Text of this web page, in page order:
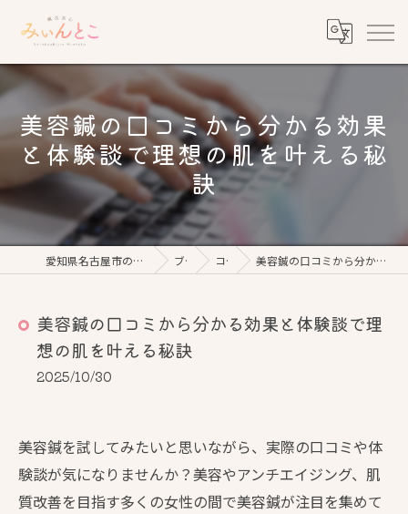
美容鍼の口コミから分かる効果
と体験談で理想の肌を叶える秘
訣
愛知県名古屋市の美容鍼なら鍼灸美心みぃんとこ ブログ コラム 美容鍼の口コミから分かる効果と体験談で理想の肌を叶える秘訣
美容鍼の口コミから分かる効果と体験談で理
想の肌を叶える秘訣
2025/10/30
美容鍼を試してみたいと思いながら、実際の口コミや体
験談が気になりませんか？美容やアンチエイジング、肌
質改善を目指す多くの女性の間で美容鍼が注目を集めて